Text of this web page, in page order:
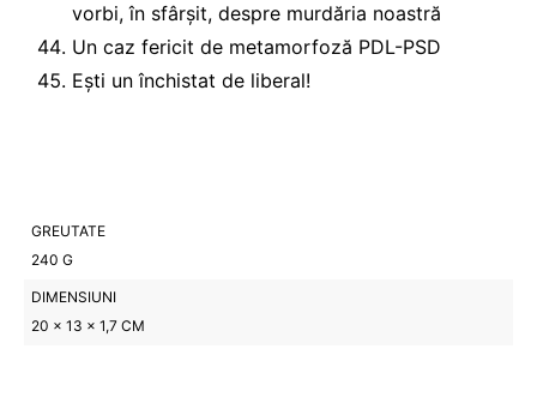
vorbi, în sfârșit, despre murdăria noastră
Un caz fericit de metamorfoză PDL-PSD
Ești un închistat de liberal!
GREUTATE
240 G
DIMENSIUNI
20 × 13 × 1,7 CM